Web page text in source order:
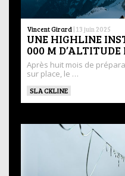
Vincent Girard | 13 juin 2025
UNE HIGHLINE
000 M
Après huit mois de
sur place, le …
SLACKLINE